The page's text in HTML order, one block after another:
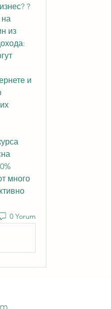
?
на
из
и
много
0 Yorum